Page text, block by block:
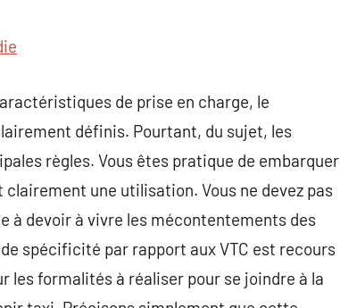
de prise en charge, le
définis. Pourtant, du sujet, les
règles. Vous êtes pratique de embarquer
une utilisation. Vous ne devez pas
à devoir à vivre les mécontentements des
spécificité par rapport aux VTC est recours
les formalités à réaliser pour se joindre à la